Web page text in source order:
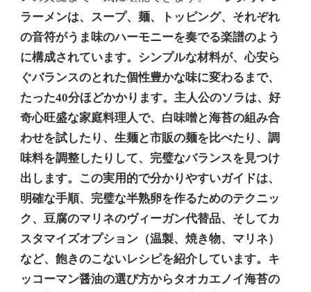
ン
ラ
ー
メ
ン：
レ
シ
ピ
と
自
家
の
コ
を
マ
タ
ー
る
ラーメンは、スープ、麺、トッピング、それぞれ
の音符がうま味のハーモニーを奏でる楽譜のよう
に構成されています。シンプルな材料が、心安ら
ぐバランスのとれた個性豊かな味に変わるまで、
たった40分ほどかかります。主人公のソラは、好
奇心旺盛な家庭料理人で、白味噌と海苔の組み合
わせを試したり、生麺と市販の麺を比べたり、調
味料を調整したりして、完璧なバランスを見つけ
出します。この実用的で分かりやすいガイドは、
明確な手順、完璧な半熟卵を作るためのテクニッ
ク、豆腐のマリネのヴィーガン代替品、そしてカ
スタマイズオプション（温製、焼き物、マリネ）
など、飽きのこないレシピを紹介しています。キ
ッコーマン醤油の選び方からタオカエノイ海苔の